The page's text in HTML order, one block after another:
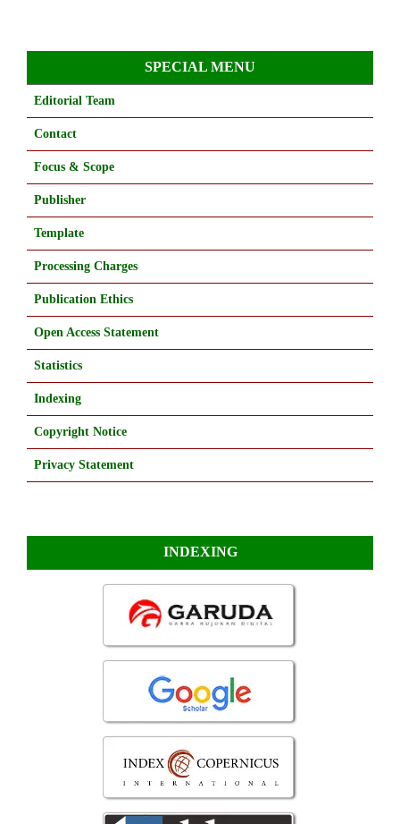
SPECIAL MENU
Editorial Team
Contact
Focus & Scope
Publisher
Template
Processing Charges
Publication Ethics
Open Access Statement
Statistics
Indexing
Copyright Notice
Privacy Statement
INDEXING